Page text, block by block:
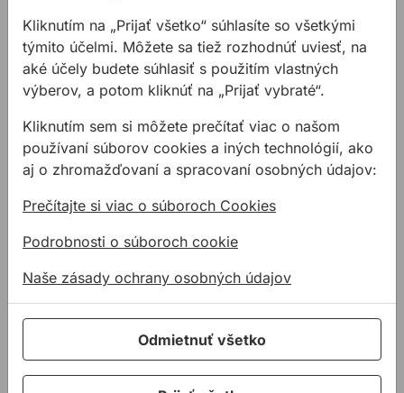
nástroja.
Súvisiace produkty
Kľúč vidlicový DIN895
NÍZKA CENA
Kľúč vidlicový
DIN895
Kliknutím na „Prijať všetko“ súhlasíte so všetkými
týmito účelmi. Môžete sa tiež rozhodnúť uviesť, na
aké účely budete súhlasiť s použitím vlastných
výberov, a potom kliknúť na „Prijať vybraté“.
Kliknutím sem si môžete prečítať viac o našom
používaní súborov cookies a iných technológií, ako
aj o zhromažďovaní a spracovaní osobných údajov:
Prečítajte si viac o súboroch Cookies
Podrobnosti o súboroch cookie
Naše zásady ochrany osobných údajov
Odmietnuť všetko